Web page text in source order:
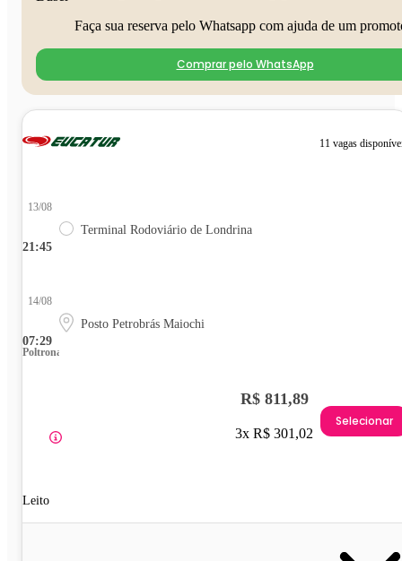
Faça sua reserva pelo Whatsapp com ajuda de um
Comprar pelo WhatsApp
11 vagas
21:45
13/08
Terminal Rodoviário de Londrina
07:29
14/08
Posto Petrobrás Maiochi
Poltrona
Leito
R$ 811,89
3x R$ 301,02
Selecionar